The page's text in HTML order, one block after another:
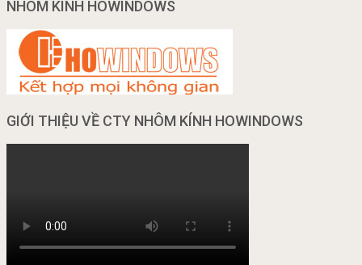
NHÔM KÍNH HOWINDOWS
GIỚI THIỆU VỀ CTY NHÔM KÍNH HOWINDOWS